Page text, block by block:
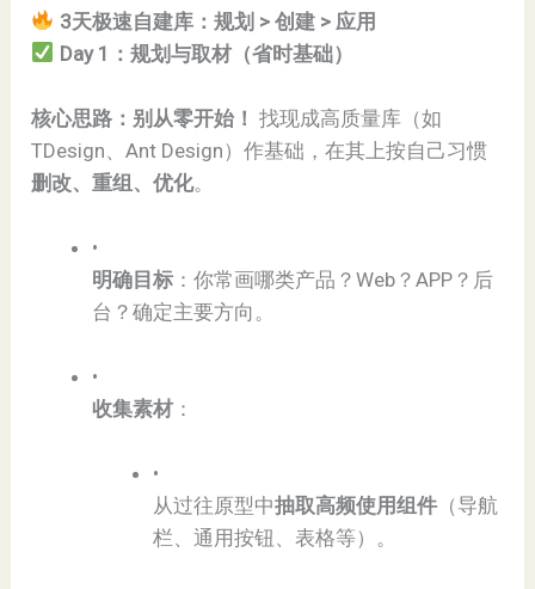
3天极速自建库：规划 > 创建 > 应用​
Day 1：规划与取材（省时基础）​
​核心思路：别从零开始！​ ​ 找现成高质量库（如
TDesign、Ant Design）作基础，在其上按自己习惯​
删改、重组、优化​​。
•
​明确目标​ ​：你常画哪类产品？Web？APP？后
台？确定主要方向。
•
​收集素材​ ​：
•
从过往原型中​​抽取高频使用组件​ ​（导航
栏、通用按钮、表格等）。